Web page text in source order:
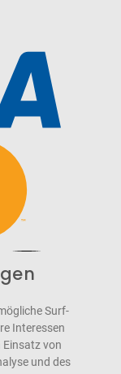
Surf-
Interessen
von
und des